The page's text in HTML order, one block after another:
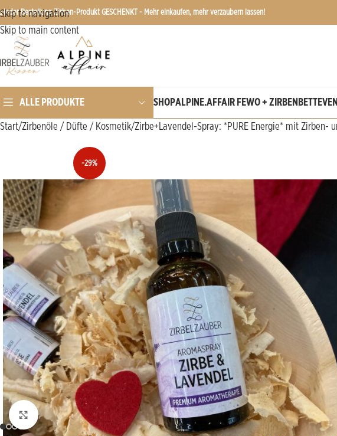
Skip to navigation
Skip to main content
jeder Bestellung Zirben-Produkt GESCHENKT - Mehr einkaufen, mehr verzaubern lassen!
ALLE PRODUKTE SHOPALPINE.AFFAIR FEWO + ZIRBENBETT
Start Zirbenöle / Düfte / Kosmetik Zirbe+Lavendel-Spray: *PURE Energie* mit Zirben-
-29%
Bild vergrößern